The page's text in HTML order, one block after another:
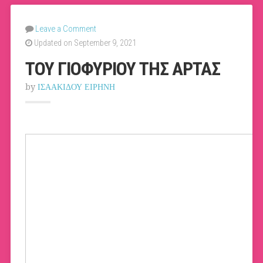
Leave a Comment
Updated on September 9, 2021
ΤΟΥ ΓΙΟΦΥΡΙΟΥ ΤΗΣ ΑΡΤΑΣ
by ΙΣΑΑΚΙΔΟΥ ΕΙΡΗΝΗ